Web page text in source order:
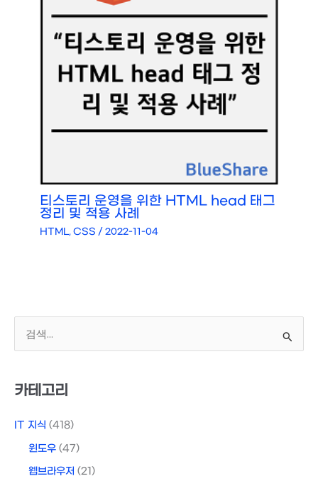
티스토리 운영을 위한 HTML head 태그
정리 및 적용 사례
HTML, CSS /2022-11-04
상
카테고리
IT 지식 (418)
윈도우 (47)
웹브라우저 (21)